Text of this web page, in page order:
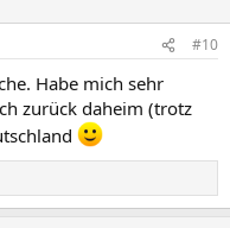
#10
Habe mich sehr
zurück daheim (trotz